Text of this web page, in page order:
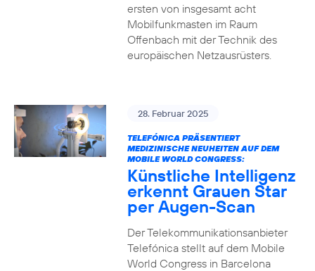
ersten von insgesamt acht
Mobilfunkmasten im Raum
Offenbach mit der Technik des
europäischen Netzausrüsters.
28. Februar 2025
TELEFÓNICA PRÄSENTIERT
MEDIZINISCHE NEUHEITEN AUF DEM
MOBILE WORLD CONGRESS:
Künstliche Intelligenz
erkennt Grauen Star
per Augen-Scan
Der Telekommunikationsanbieter
Telefónica stellt auf dem Mobile
World Congress in Barcelona